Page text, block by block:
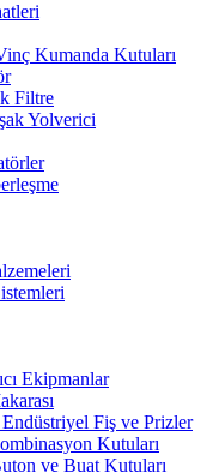
Kumanda Kutuları
Filtre
Yolverici
Ekipmanlar
Fiş ve Prizler
Kutuları
ve Buat Kutuları